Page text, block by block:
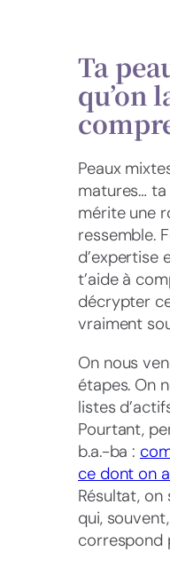
Ta
qu’on
Peaux
matures…
mérite une
ressemble.
d’expertise
t’aide à
décrypter
vraiment
On nous
étapes. On
listes
Pourtant,
b.a.-ba :
ce dont on
Résultat,
qui,
correspond